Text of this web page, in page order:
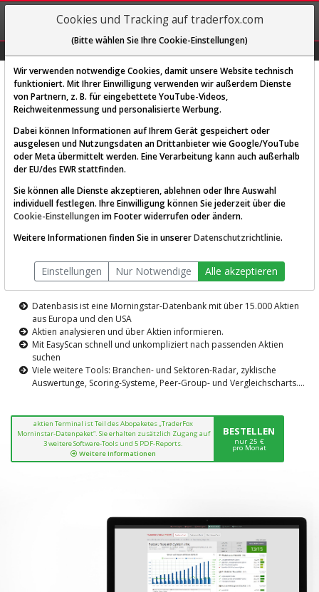
REGIS-
TRIEREN
Diese Funktion ist nur für
AKTIEN-TERMINAL
Die Aktienanalyse-Plattform von
TraderFox
Datenbasis ist eine Morningstar-Datenbank mit über 15.000 Aktien
aus Europa und den USA
Aktien analysieren und über Aktien informieren.
Mit EasyScan schnell und unkompliziert nach passenden Aktien
suchen
Viele weitere Tools: Branchen- und Sektoren-Radar, zyklische
Auswertunge, Scoring-Systeme, Peer-Group- und Vergleichscharts....
aktien Terminal ist Teil des Abopaketes „TraderFox
Morninstar-Datenpaket“. Sie erhalten zusätzlich Zugang auf
3 weitere Software-Tools und 5 PDF-Reports.
Weitere Informationen
BESTELLEN
nur 25 €
pro Monat
Cookies und Tracking auf traderfox.com
(Bitte wählen Sie Ihre Cookie-Einstellungen)
Wir verwenden notwendige Cookies, damit unsere Website technisch
funktioniert. Mit Ihrer Einwilligung verwenden wir außerdem Dienste
von Partnern, z. B. für eingebettete YouTube-Videos,
Reichweitenmessung und personalisierte Werbung.
Dabei können Informationen auf Ihrem Gerät gespeichert oder
ausgelesen und Nutzungsdaten an Drittanbieter wie Google/YouTube
oder Meta übermittelt werden. Eine Verarbeitung kann auch außerhalb
der EU/des EWR stattfinden.
Sie können alle Dienste akzeptieren, ablehnen oder Ihre Auswahl
individuell festlegen. Ihre Einwilligung können Sie jederzeit über die
Cookie-Einstellungen im Footer widerrufen oder ändern.
Weitere Informationen finden Sie in unsererDatenschutzrichtlinie.
Einstellungen Nur Notwendige Alle akzeptieren